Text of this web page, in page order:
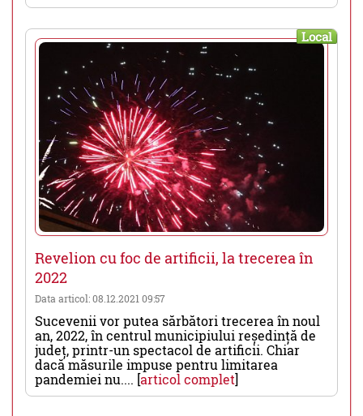
Local
Revelion cu foc de artificii, la trecerea în
2022
Data articol: 08.12.2021 09:57
Sucevenii vor putea sărbători trecerea în noul
an, 2022, în centrul municipiului reședință de
județ, printr-un spectacol de artificii. Chiar
dacă măsurile impuse pentru limitarea
pandemiei nu.... [articol complet]